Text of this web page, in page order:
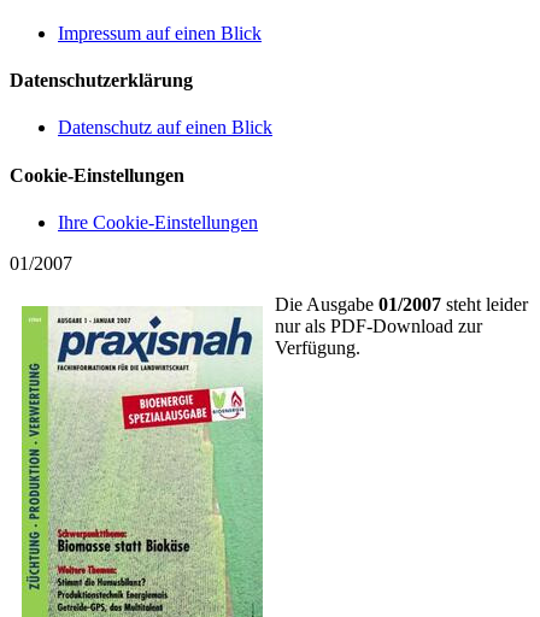
Impressum auf einen Blick
Datenschutzerklärung
Datenschutz auf einen Blick
Cookie-Einstellungen
Ihre Cookie-Einstellungen
01/2007
Die Ausgabe 01/2007 steht leider
nur als PDF-Download zur
Verfügung.